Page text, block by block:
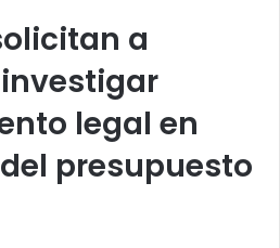
a
legal en
presupuesto